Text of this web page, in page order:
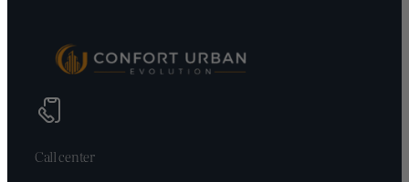
Call center